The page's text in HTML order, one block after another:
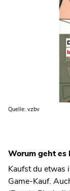
Quelle: vzbv
Worum geht es
Kaufst du etwas
Game-Kauf.